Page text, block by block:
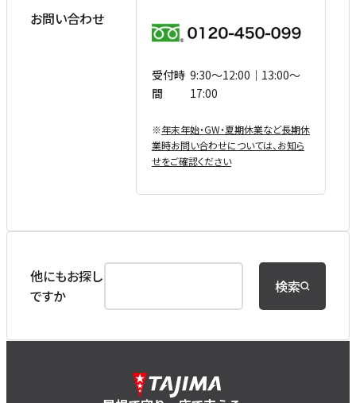
お問い合わせ
受付時
間
9:30〜12:00｜13:00〜
17:00
※年末年始・GW・夏期休業など⻑期休
業時お問い合わせについては、お知ら
せをご確認ください
他にもお探し
ですか
検索